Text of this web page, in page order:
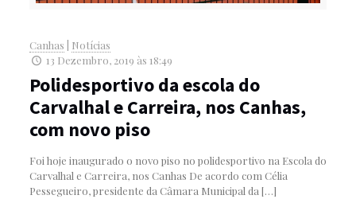
Canhas
Notícias
13 Dezembro, 2019 às 18:49
Polidesportivo da escola do
Carvalhal e Carreira, nos Canhas,
com novo piso
Foi hoje inaugurado o novo piso no polidesportivo na Escola do
Carvalhal e Carreira, nos Canhas De acordo com Célia
Pessegueiro, presidente da Câmara Municipal da[…]